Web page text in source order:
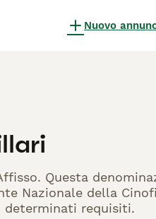
Nuovo
Questa
Nazionale della
determinati requisiti.